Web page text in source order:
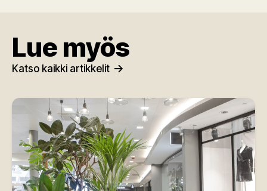
Lue myös
Katso kaikki artikkelit